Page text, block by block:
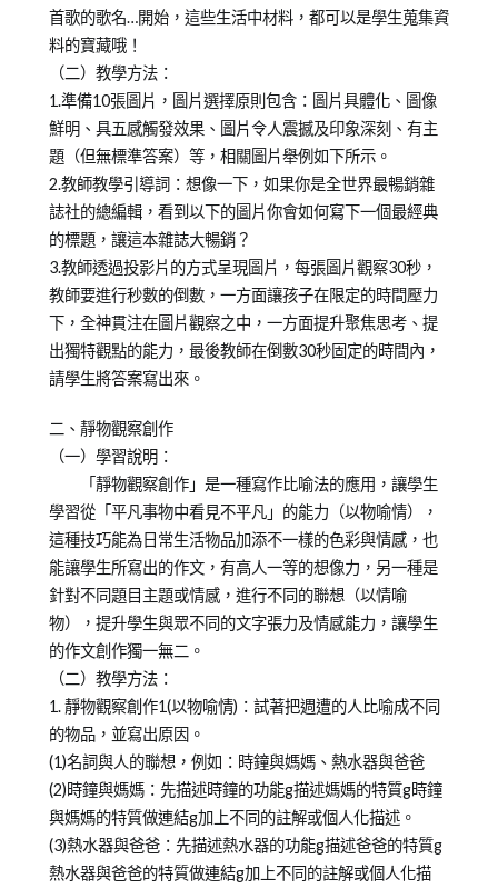
首歌的歌名…開始，這些生活中材料，都可以是學生蒐集資
料的寶藏哦！
（二）教學方法：
1.準備10張圖片，圖片選擇原則包含：圖片具體化、圖像
鮮明、具五感觸發效果、圖片令人震撼及印象深刻、有主
題（但無標準答案）等，相關圖片舉例如下所示。
2.教師教學引導詞：想像一下，如果你是全世界最暢銷雜
誌社的總編輯，看到以下的圖片你會如何寫下一個最經典
的標題，讓這本雜誌大暢銷？
3.教師透過投影片的方式呈現圖片，每張圖片觀察30秒，
教師要進行秒數的倒數，一方面讓孩子在限定的時間壓力
下，全神貫注在圖片觀察之中，一方面提升聚焦思考、提
出獨特觀點的能力，最後教師在倒數30秒固定的時間內，
請學生將答案寫出來。
二、靜物觀察創作
（一）學習說明：
「靜物觀察創作」是一種寫作比喻法的應用，讓學生
學習從「平凡事物中看見不平凡」的能力（以物喻情），
這種技巧能為日常生活物品加添不一樣的色彩與情感，也
能讓學生所寫出的作文，有高人一等的想像力，另一種是
針對不同題目主題或情感，進行不同的聯想（以情喻
物），提升學生與眾不同的文字張力及情感能力，讓學生
的作文創作獨一無二。
（二）教學方法：
1. 靜物觀察創作1(以物喻情)：試著把週遭的人比喻成不同
的物品，並寫出原因。
(1)名詞與人的聯想，例如：時鐘與媽媽、熱水器與爸爸
(2)時鐘與媽媽：先描述時鐘的功能g描述媽媽的特質g時鐘
與媽媽的特質做連結g加上不同的註解或個人化描述。
(3)熱水器與爸爸：先描述熱水器的功能g描述爸爸的特質g
熱水器與爸爸的特質做連結g加上不同的註解或個人化描